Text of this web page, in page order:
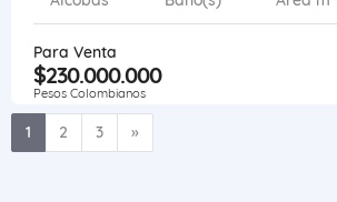
Para Venta
$230.000.000
Pesos Colombianos
1 2 3 »